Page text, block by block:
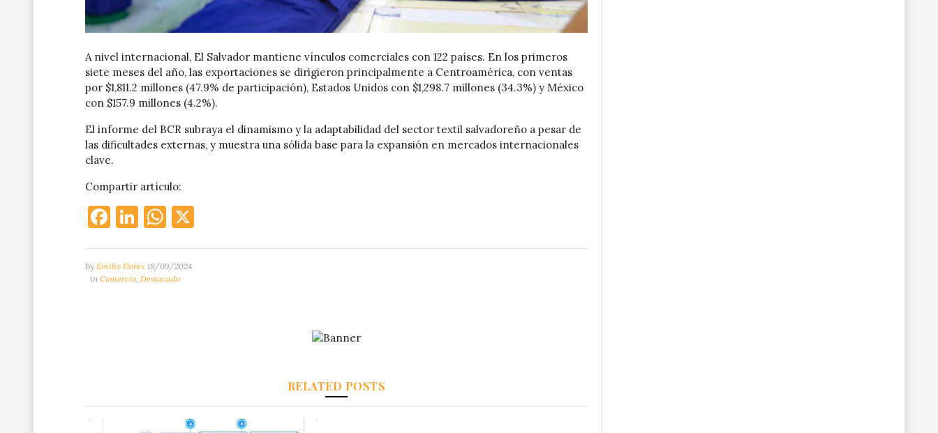
A nivel internacional, El Salvador mantiene vínculos comerciales con 122 países. En los primeros
siete meses del año, las exportaciones se dirigieron principalmente a Centroamérica, con ventas
por $1,811.2 millones (47.9% de participación), Estados Unidos con $1,298.7 millones (34.3%) y México
con $157.9 millones (4.2%).
El informe del BCR subraya el dinamismo y la adaptabilidad del sector textil salvadoreño a pesar de
las dificultades externas, y muestra una sólida base para la expansión en mercados internacionales
clave.
Compartir artículo:
Facebook
LinkedIn
WhatsApp
By Emilio Flores 18/09/2024
in Comercio, Destacado
RELATED POSTS